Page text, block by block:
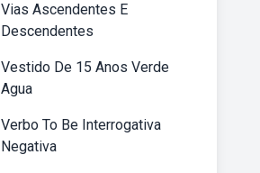
Vias Ascendentes E
Descendentes
Vestido De 15 Anos Verde
Agua
Verbo To Be Interrogativa
Negativa